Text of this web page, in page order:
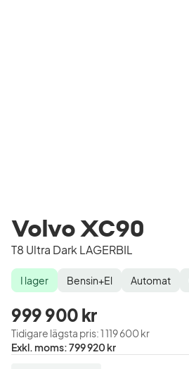
Volvo XC90
T8 Ultra Dark LAGERBIL
Lagerstatus
I lager
Drivmedel Bensin+El
Växellåda Automat
Mätarställning
Modellår
999 900 kr
Tidigare lägsta pris:1 119 600 kr
Exkl. moms:Pris
799 920 kr